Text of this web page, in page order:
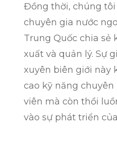
Đồng thời, chúng
chuyên gia nước
Trung Quốc chia sẻ
xuất và quản lý. Sự
xuyên biên giới này
cao kỹ năng
viên mà còn thổi
vào sự phát triển